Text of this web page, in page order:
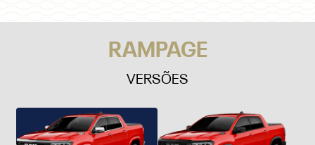
Rampage Big Horn 2027 Rampage Rebel Diesel 2027
Anterior